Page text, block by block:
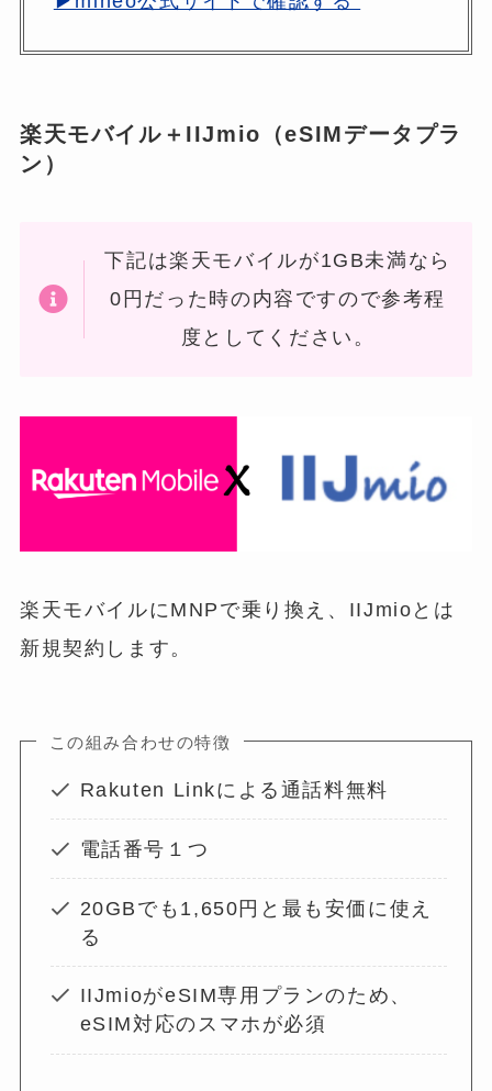
楽天モバイル＋IIJmio（eSIMデータプラ
ン）
下記は楽天モバイルが1GB未満なら
0円だった時の内容ですので参考程
度としてください。
楽天モバイルにMNPで乗り換え、IIJmioとは
新規契約します。
この組み合わせの特徴
Rakuten Linkによる通話料無料
電話番号１つ
20GBでも1,650円と最も安価に使え
る
IIJmioがeSIM専用プランのため、
eSIM対応のスマホが必須